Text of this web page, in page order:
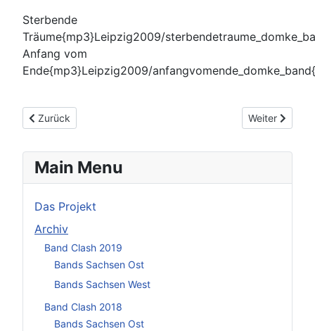
Main Menu
Das Projekt
Archiv
Band Clash 2019
Bands Sachsen Ost
Bands Sachsen West
Band Clash 2018
Bands Sachsen Ost
Sterbende
Träume{mp3}Leipzig2009/
Anfang vom
Ende{mp3}Leipzig2009/
Vorheriger Beitrag: FastPM
Zurück Nächster
Weiter